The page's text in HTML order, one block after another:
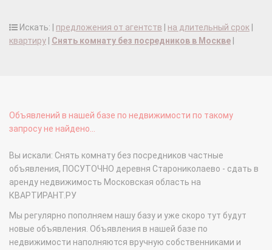
Искать: | предложения от агентств на длительный срок
квартиру
Снять комнату без посредников в Москве
Объявлений в нашей базе по недвижимости по такому
запросу не найдено...
Вы искали: Снять комнату без посредников частные
объявления, ПОСУТОЧНО деревня Старониколаево - сдать в
аренду недвижимость Московская область на
КВАРТИРАНТ.РУ
Мы регулярно пополняем нашу базу и уже скоро тут будут
новые объявления. Объявления в нашей базе по
недвижимости наполняются вручную собственниками и